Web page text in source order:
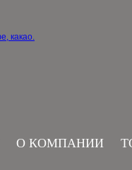
О КОМПАНИИ